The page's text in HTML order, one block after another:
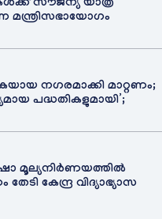
സൗജന്യ യാത്ര
മന്ത്രിസഭായോഗം
നഗരമാക്കി മാറ്റണം;
പദ്ധതികളുമായി’;
മൂല്യനിർണയത്തിൽ
കേന്ദ്ര വിദ്യാഭ്യാസ